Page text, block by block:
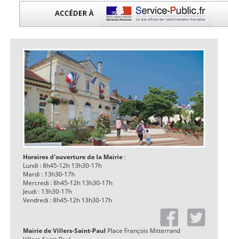
Horaires d'ouverture de la Mairie :
Lundi : 8h45-12h 13h30-17h
Mardi : 13h30-17h
Mercredi : 8h45-12h 13h30-17h
Jeudi : 13h30-17h
Vendredi : 8h45-12h 13h30-17h
Mairie de Villers-Saint-Paul Place François Mitterrand